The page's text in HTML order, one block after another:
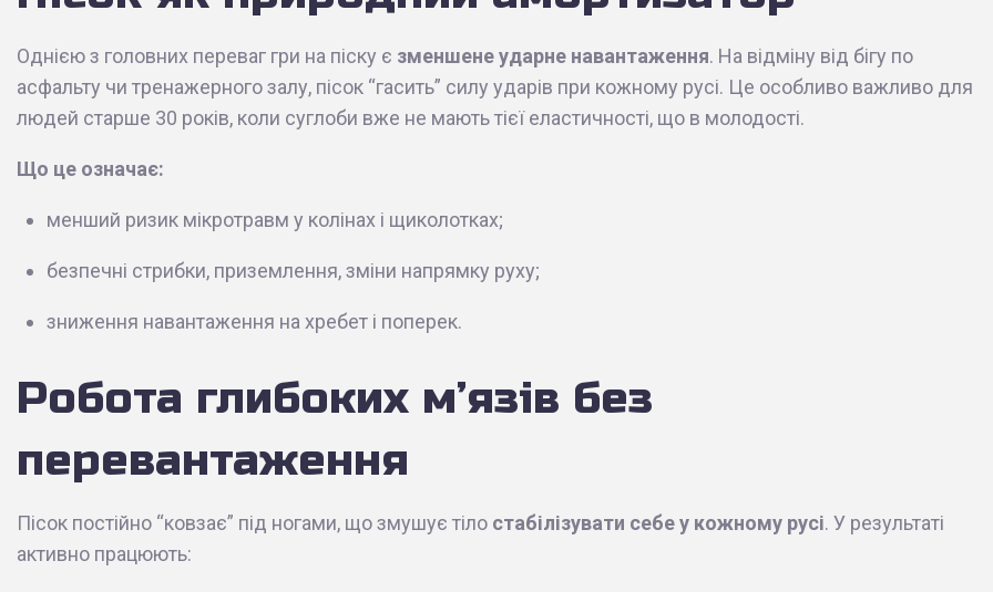
Однією з головних переваг гри на піску є зменшене ударне навантаження. На відміну від бігу по
асфальту чи тренажерного залу, пісок “гасить” силу ударів при кожному русі. Це особливо важливо для
людей старше 30 років, коли суглоби вже не мають тієї еластичності, що в молодості.
Що це означає:
менший ризик мікротравм у колінах і щиколотках;
безпечні стрибки, приземлення, зміни напрямку руху;
зниження навантаження на хребет і поперек.
Робота глибоких м’язів без
перевантаження
Пісок постійно “ковзає” під ногами, що змушує тіло стабілізувати себе у кожному русі. У результаті
активно працюють: